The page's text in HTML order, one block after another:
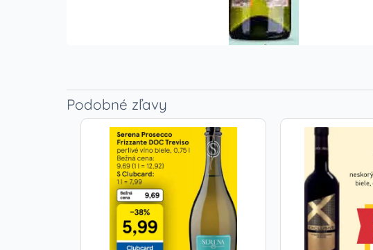
Podobné zľavy